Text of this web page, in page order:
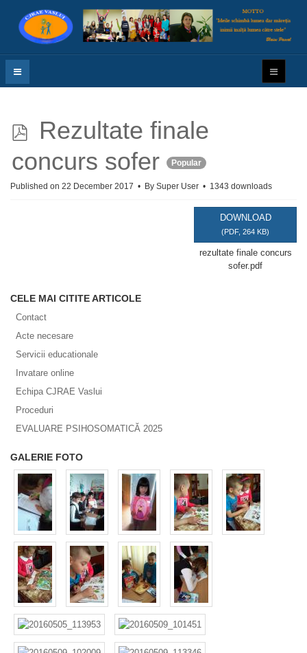
p
d
f
Rezultate finale
concurs sofer
Popular
Published on 22 December 2017 By Super User 1343 downloads
DOWNLOAD
(PDF, 264 KB)
rezultate finale concurs
sofer.pdf
CELE MAI CITITE ARTICOLE
Contact
Acte necesare
Servicii educationale
Invatare online
Echipa CJRAE Vaslui
Proceduri
EVALUARE PSIHOSOMATICĂ 2025
GALERIE FOTO